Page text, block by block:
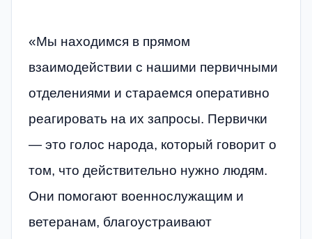
«Мы находимся в прямом
взаимодействии с нашими первичными
отделениями и стараемся оперативно
реагировать на их запросы. Первички
— это голос народа, который говорит о
том, что действительно нужно людям.
Они помогают военнослужащим и
ветеранам, благоустраивают